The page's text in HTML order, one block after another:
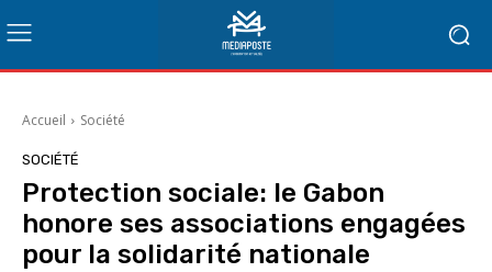
Accueil Société
SOCIÉTÉ
Protection sociale: le Gabon
honore ses associations engagées
pour la solidarité nationale